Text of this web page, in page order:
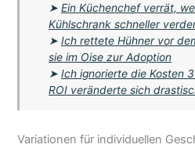
➤Ein Küchenchef verrät,
Kühlschrank schneller
➤Ich rettete Hühner vor
sie im Oise zur Adoption
➤Ich ignorierte die Kosten
ROI veränderte sich
Variationen für individuellen